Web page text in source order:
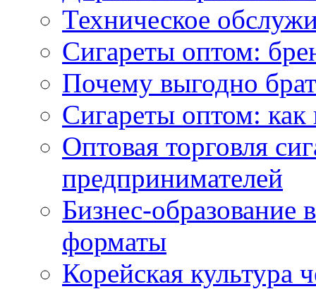
Техническое
Сигареты оптом:
Почему выгодно
Сигареты оптом: как
Оптовая торговля
предпринимателей
Бизнес-образование
форматы
Корейская культура